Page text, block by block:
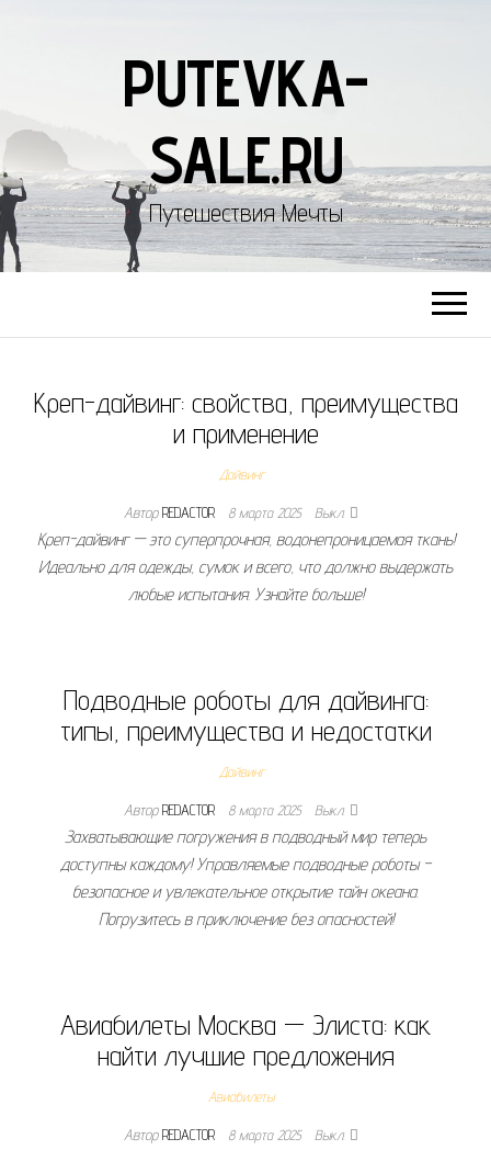
PUTEVKA-
SALE.RU
Путешествия Мечты
Креп-дайвинг: свойства, преимущества
и применение
Дайвинг
АвторREDACTOR 8 марта 2025 Выкл.
Креп-дайвинг — это суперпрочная, водонепроницаемая ткань!
Идеально для одежды, сумок и всего, что должно выдержать
любые испытания. Узнайте больше!
Подводные роботы для дайвинга:
типы, преимущества и недостатки
Дайвинг
АвторREDACTOR 8 марта 2025 Выкл.
Захватывающие погружения в подводный мир теперь
доступны каждому! Управляемые подводные роботы –
безопасное и увлекательное открытие тайн океана.
Погрузитесь в приключение без опасностей!
Авиабилеты Москва — Элиста: как
найти лучшие предложения
Авиабилеты
АвторREDACTOR 8 марта 2025 Выкл.